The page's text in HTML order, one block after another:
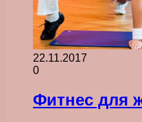
22.11.2017
0
Фитнес для